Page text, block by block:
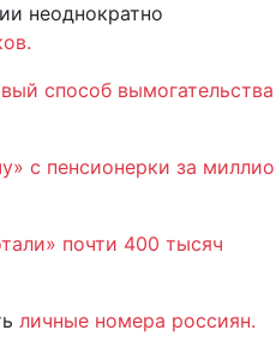
неоднократно
способ вымогательства
с пенсионерки за
почти 400 тысяч
личные номера россиян.